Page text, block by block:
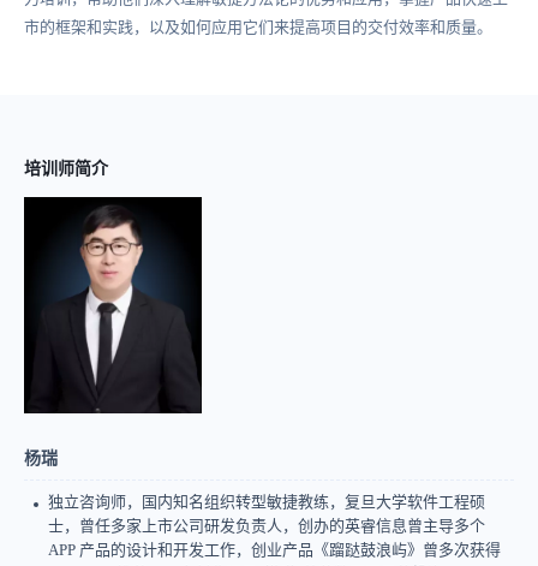
市的框架和实践，以及如何应用它们来提高项目的交付效率和质量。
培训师简介
杨瑞
独立咨询师，国内知名组织转型敏捷教练，复旦大学软件工程硕
士，曾任多家上市公司研发负责人，创办的英睿信息曾主导多个
APP 产品的设计和开发工作，创业产品《蹓跶鼓浪屿》曾多次获得